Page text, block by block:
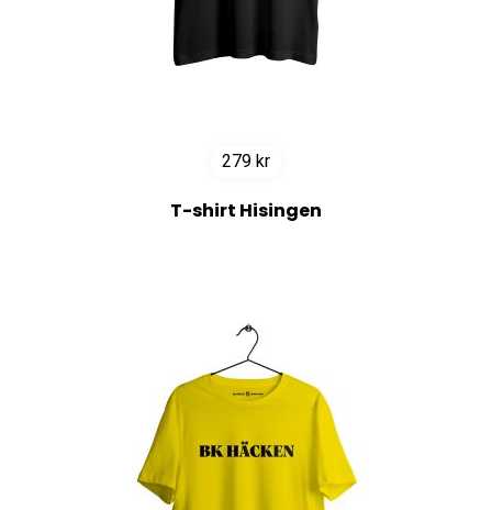
279 kr
T-shirt Hisingen